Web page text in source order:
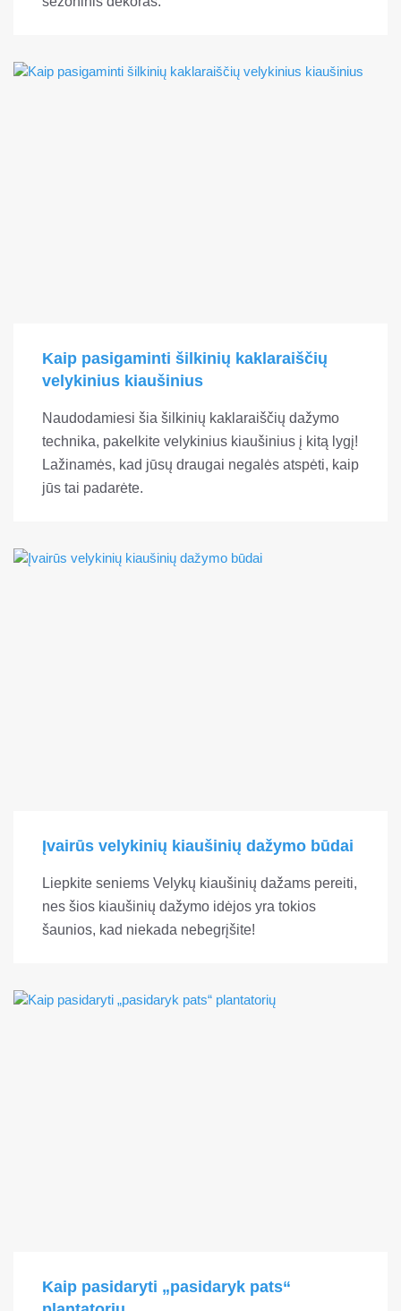
Kaip pasigaminti šilkinių kaklaraiščių
velykinius kiaušinius
Naudodamiesi šia šilkinių kaklaraiščių dažymo
technika, pakelkite velykinius kiaušinius į kitą lygį!
Lažinamės, kad jūsų draugai negalės atspėti, kaip
jūs tai padarėte.
Įvairūs velykinių kiaušinių dažymo būdai
Liepkite seniems Velykų kiaušinių dažams pereiti,
nes šios kiaušinių dažymo idėjos yra tokios
šaunios, kad niekada nebegrįšite!
Kaip pasidaryti „pasidaryk pats“